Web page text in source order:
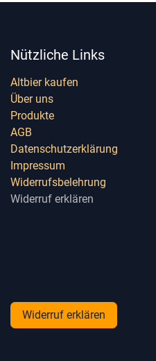
Nützliche Links
Altbier kaufen
Über uns
Produkte
AGB
Datenschutzerklärung
Impressum
Widerrufsbelehrung
Widerruf erklären
Widerruf erklären